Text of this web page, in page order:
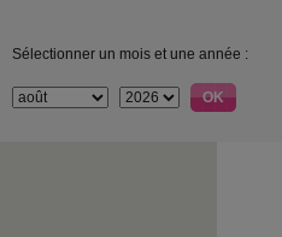
Sélectionner un mois et une année :